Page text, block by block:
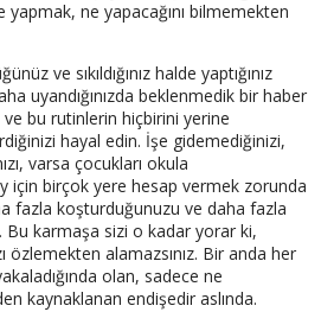
yapmak, ne yapacağını bilmemekten
ve sıkıldığınız halde yaptığınız
uyandığınızda beklenmedik bir haber
ve bu rutinlerin hiçbirini yerine
hayal edin. İşe gidemediğinizi,
varsa çocukları okula
için birçok yere hesap vermek zorunda
fazla koşturduğunuzu ve daha fazla
karmaşa sizi o kadar yorar ki,
özlemekten alamazsınız. Bir anda her
olan, sadece ne
kaynaklanan endişedir aslında.